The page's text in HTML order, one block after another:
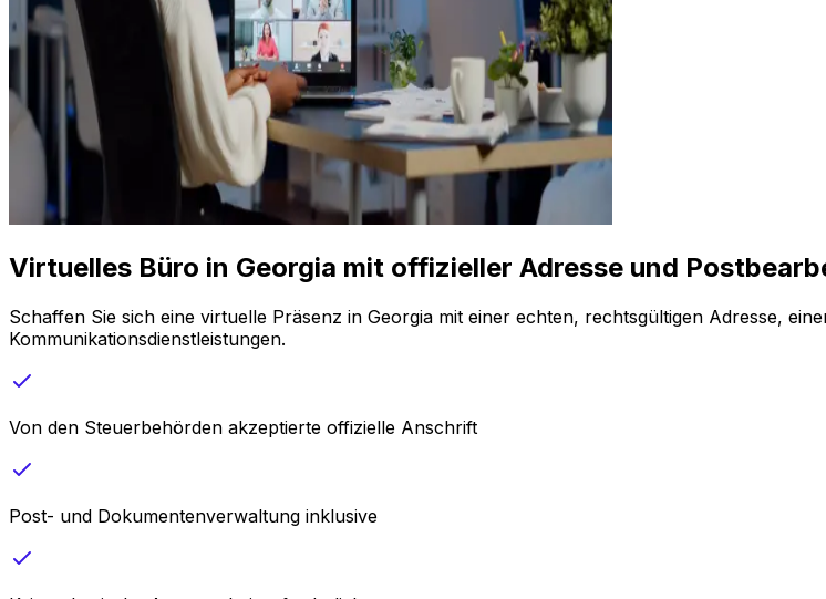
Virtuelles Büro in Georgia mit offizieller Adresse und
Schaffen Sie sich eine virtuelle Präsenz in Georgia mit einer echten, rechtsgültigen Adresse,
Kommunikationsdienstleistungen.
Von den Steuerbehörden akzeptierte offizielle Anschrift
Post- und Dokumentenverwaltung inklusive